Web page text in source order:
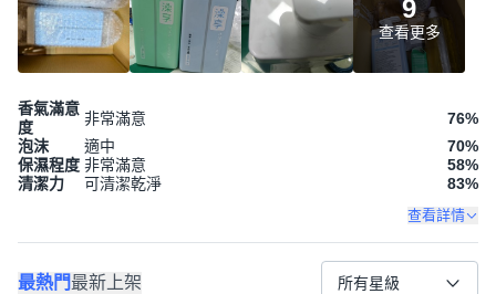
9
查看更多
香氣滿意
度
非常滿意 76%
泡沫
適中 70%
保濕程度 非常滿意 58%
清潔力
可清潔乾淨 83%
查看詳情
最熱門最新上架 所有星級